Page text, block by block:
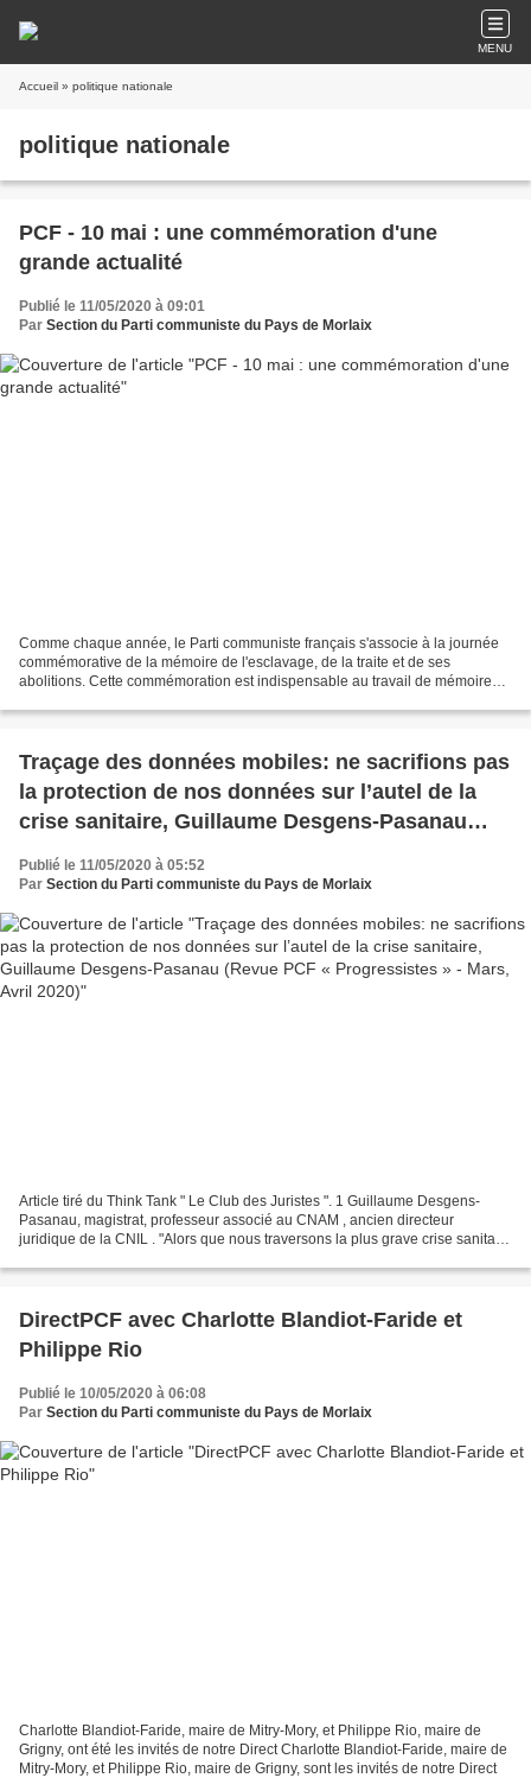
MENU
Accueil » politique nationale
politique nationale
PCF - 10 mai : une commémoration d'une
grande actualité
Publié le 11/05/2020 à 09:01
Par Section du Parti communiste du Pays de Morlaix
Comme chaque année, le Parti communiste français s'associe à la journée
commémorative de la mémoire de l'esclavage, de la traite et de ses
abolitions. Cette commémoration est indispensable au travail de mémoire
Traçage des données mobiles: ne sacrifions pas
la protection de nos données sur l’autel de la
crise sanitaire, Guillaume Desgens-Pasanau
Publié le 11/05/2020 à 05:52
Par Section du Parti communiste du Pays de Morlaix
Article tiré du Think Tank " Le Club des Juristes ". 1 Guillaume Desgens-
Pasanau, magistrat, professeur associé au CNAM , ancien directeur
juridique de la CNIL . "Alors que nous traversons la plus grave crise sanitaire
DirectPCF avec Charlotte Blandiot-Faride et
Philippe Rio
Publié le 10/05/2020 à 06:08
Par Section du Parti communiste du Pays de Morlaix
Charlotte Blandiot-Faride, maire de Mitry-Mory, et Philippe Rio, maire de
Grigny, ont été les invités de notre Direct Charlotte Blandiot-Faride, maire de
Mitry-Mory, et Philippe Rio, maire de Grigny, sont les invités de notre Direct